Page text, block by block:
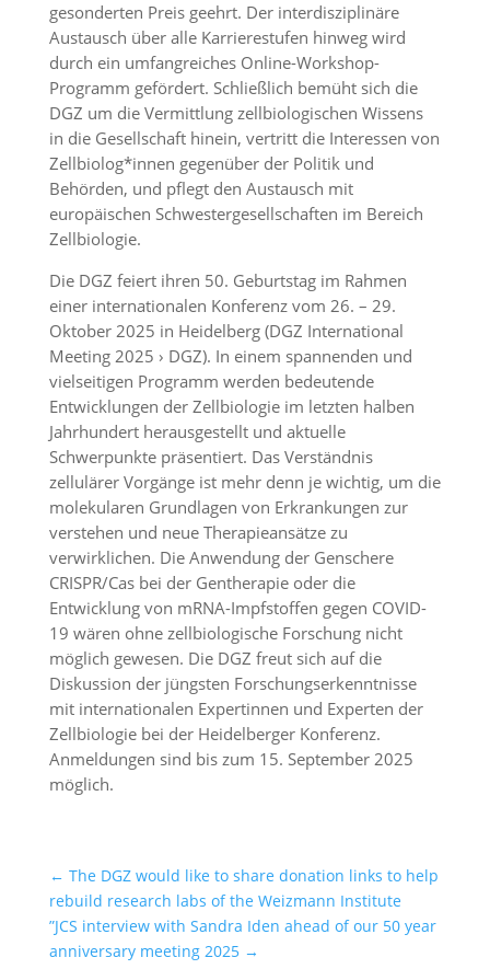
gesonderten Preis geehrt. Der interdisziplinäre
Austausch über alle Karrierestufen hinweg wird
durch ein umfangreiches Online-Workshop-
Programm gefördert. Schließlich bemüht sich die
DGZ um die Vermittlung zellbiologischen Wissens
in die Gesellschaft hinein, vertritt die Interessen von
Zellbiolog*innen gegenüber der Politik und
Behörden, und pflegt den Austausch mit
europäischen Schwestergesellschaften im Bereich
Zellbiologie.
Die DGZ feiert ihren 50. Geburtstag im Rahmen
einer internationalen Konferenz vom 26. – 29.
Oktober 2025 in Heidelberg (DGZ International
Meeting 2025 › DGZ). In einem spannenden und
vielseitigen Programm werden bedeutende
Entwicklungen der Zellbiologie im letzten halben
Jahrhundert herausgestellt und aktuelle
Schwerpunkte präsentiert. Das Verständnis
zellulärer Vorgänge ist mehr denn je wichtig, um die
molekularen Grundlagen von Erkrankungen zur
verstehen und neue Therapieansätze zu
verwirklichen. Die Anwendung der Genschere
CRISPR/Cas bei der Gentherapie oder die
Entwicklung von mRNA-Impfstoffen gegen COVID-
19 wären ohne zellbiologische Forschung nicht
möglich gewesen. Die DGZ freut sich auf die
Diskussion der jüngsten Forschungserkenntnisse
mit internationalen Expertinnen und Experten der
Zellbiologie bei der Heidelberger Konferenz.
Anmeldungen sind bis zum 15. September 2025
möglich.
← The DGZ would like to share donation links to help
rebuild research labs of the Weizmann Institute
”JCS interview with Sandra Iden ahead of our 50 year
anniversary meeting 2025→